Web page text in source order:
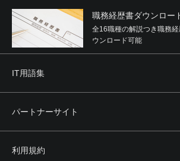
職務経歴書ダウンロー
全16職種の解説つき職務
ウンロード可能
IT用語集
パートナーサイト
利用規約